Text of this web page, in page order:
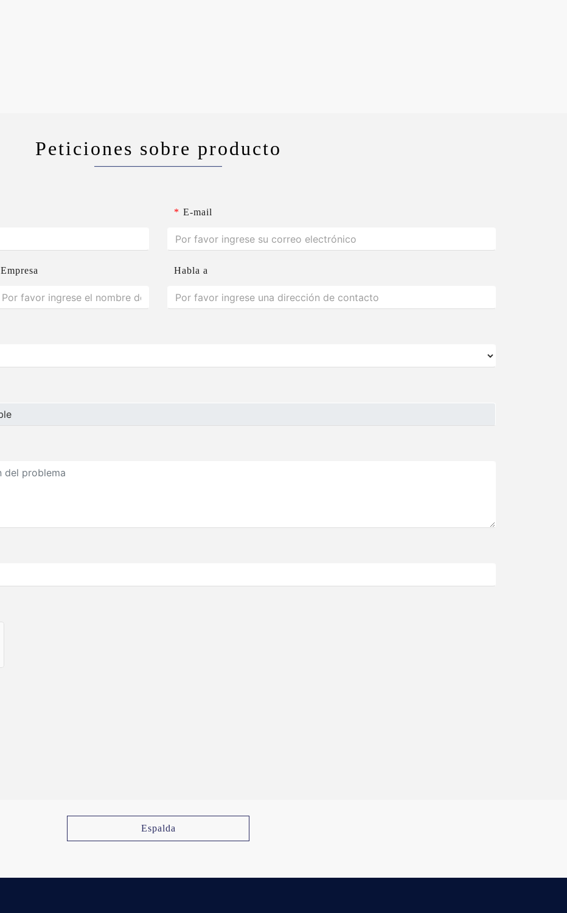
Peticiones sobre producto
* E-mail
Empresa Habla a
Espalda